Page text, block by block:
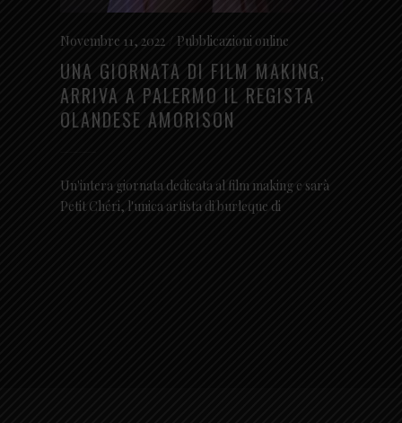
Novembre 11, 2022 Pubblicazioni online
UNA GIORNATA DI FILM MAKING,
ARRIVA A PALERMO IL REGISTA
OLANDESE AMORISON
Un'intera giornata dedicata al film making e sarà
Petit Chéri, l'unica artista di burleque di